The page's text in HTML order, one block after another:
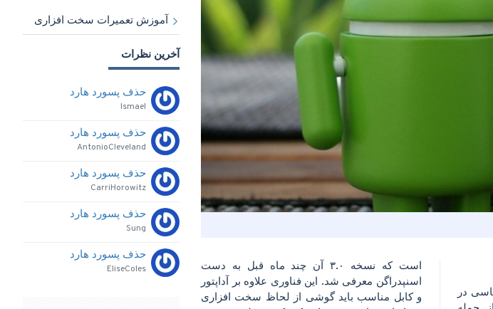
در
است که نسخه ۳.۰ آن چند ماه قبل به دست
اسنپدراگن معرفی شد. این فناوری علاوه بر آداپتور
و کابل مناسب باید گوشی از لحاظ سخت افزاری
آموزش تعمیرات سخت افزاری
آخرین نظرات
حذف پسورد هارد
Ismael
حذف پسورد هارد
AntonioCleveland
حذف پسورد هارد
CarriHorowitz
حذف پسورد هارد
Sung
حذف پسورد هارد
EliseColes